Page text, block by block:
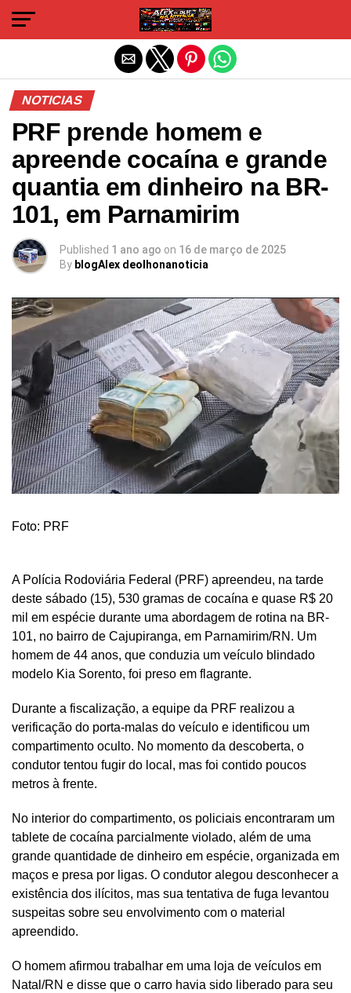
NOTICIAS
PRF prende homem e
apreende cocaína e grande
quantia em dinheiro na BR-
101, em Parnamirim
Published 1 ano ago on 16 de março de 2025
By blogAlex deolhonanoticia
Foto: PRF
A Polícia Rodoviária Federal (PRF) apreendeu, na tarde
deste sábado (15), 530 gramas de cocaína e quase R$ 20
mil em espécie durante uma abordagem de rotina na BR-
101, no bairro de Cajupiranga, em Parnamirim/RN. Um
homem de 44 anos, que conduzia um veículo blindado
modelo Kia Sorento, foi preso em flagrante.
Durante a fiscalização, a equipe da PRF realizou a
verificação do porta-malas do veículo e identificou um
compartimento oculto. No momento da descoberta, o
condutor tentou fugir do local, mas foi contido poucos
metros à frente.
No interior do compartimento, os policiais encontraram um
tablete de cocaína parcialmente violado, além de uma
grande quantidade de dinheiro em espécie, organizada em
maços e presa por ligas. O condutor alegou desconhecer a
existência dos ilícitos, mas sua tentativa de fuga levantou
suspeitas sobre seu envolvimento com o material
apreendido.
O homem afirmou trabalhar em uma loja de veículos em
Natal/RN e disse que o carro havia sido liberado para seu
Sair da versão mobile